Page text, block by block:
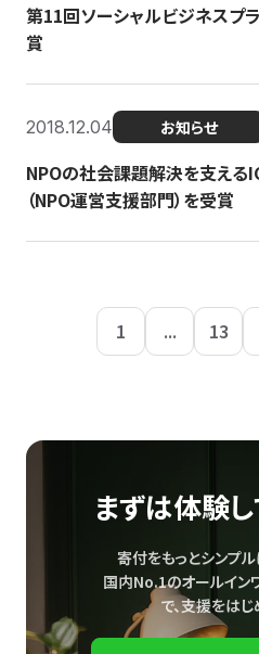
第11回ソーシャルビジネスプ
賞
2018.12.04 お知らせ
NPOの社会課題解決を支える
（NPO運営支援部門）を受賞
1 ... 13
まずは体験し
寄付をもっとシンプル
国内No.1のオールイン
で、支援をはじ